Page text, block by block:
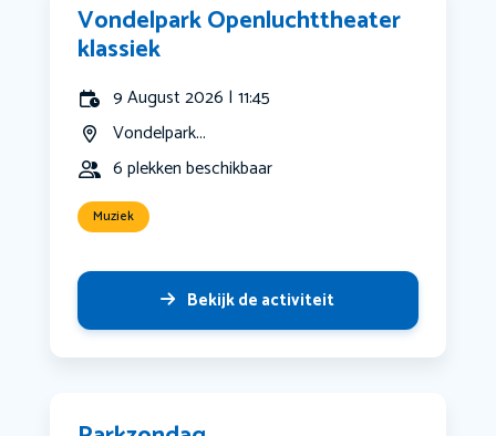
Vondelpark Openluchttheater
klassiek
9 August 2026 | 11:45
Vondelpark...
6 plekken beschikbaar
Muziek
Bekijk de activiteit